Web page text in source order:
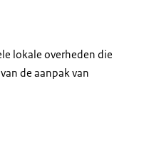
lokale overheden die
de aanpak van